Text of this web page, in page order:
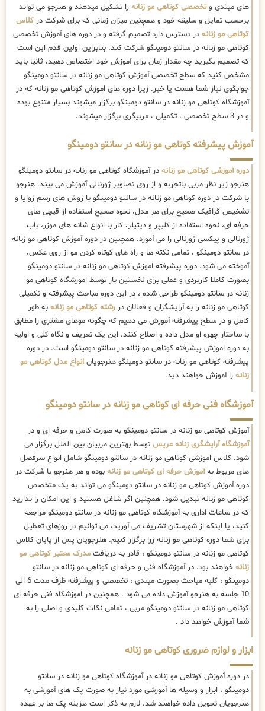
های مبتدی وتخصصی کوتاهی مو زنانه را تشکیل میدهند و هنرجو می تواند
برحسب تمایل و سلیقه خود و همچنین میزان زمانی که برای شرکت در کلاس
کوتاهی مو زنانه در دسترس دارد تصمیم گرفته و در دوره های آموزش تخصصی
کوتاهی مو زنانه در سانتو دومینگو شرکت کند. بنابراین اولین قدم این است
که تصمیم بگیرید چه مقدار زمان برای آموزش خود اختصاص دهید، ثانیا باید
مشخص کنید که سطح تخصصی آموزش کوتاهی مو زنانه در سانتو دومینگو
جوابگوی نیاز شما هست یا خیر. زیرا دوره های اموزش کوتاهی مو زنانه که در
آموزشگاه کوتاهی مو زنانه در سانتو دومینگو برگزار میشوند بسیار متنوع بوده
و در 3 سطح تخصصی ، تکمیلی ، مربیگری برگزار میشوند.
آموزش پیشرفته کوتاهی مو زنانه در سانتو دومینگو
دوره آموزشی کوتاهی مو زنانه در آموزشگاه کوتاهی مو زنانه در سانتو دومینگو
هنرجو زیر نظر مربی باتجربه و از روی تصاویر ژورنالی آموزش می بیند. هنرجو
با شرکت در دوره کوتاهی مو زنانه در سانتو دومینگو با روش های رسم زوایا و
تشخیص گرافیک صحیح برای هر مدل، نحوه صحیح استفاده از قیچی های
حرفه ای، نحوه استفاده از کلیپر و دیتیلر، کار با انواع شانه های موزر، باب
ژورنالی و پیکسی ژورنالی را می آموزد. همچنین در دوره آموزش کوتاهی مو زنانه
در سانتو دومینگو ، تمامی نکته ها و راه های کوتاه کردن مو از روی عکس،
آموخته می شود. دوره پیشرفته اموزش کوتاهی مو زنانه در سانتو دومینگو
بصورت کاملا کاربردی و عملی برای نخستین بار توسط اموزشگاه کوتاهی مو
زنانه در سانتو دومینگو طراحی شده ، در این دوره مباحث پیشرفته و تکمیلی
کوتاهی مو زنانه را به آرایشگران و فعالان در رشته کوتاهی مو زنانه به طور
کامل و در سطح پیشرفته آموزش می دهیم که چگونه موهای مشتری را مطابق
با ساختار چهره او مدل داده و اصلاح کنند. این یک تعریف و نگاه کلی و اولیه
به دوره اموزش پیشرفته کوتاهی مو زنانه در سانتو دومینگو است. در دوره
پیشرفته کوتاهی مو زنانه در سانتو دومینگو هنرجویان انواع مدل کوتاهی مو
زنانه را آموزش خواهند دید.
آموزشگاه فنی حرفه ای کوتاهی مو زنانه در سانتو دومینگو
آموزش کوتاهی مو زنانه در سانتو دومینگو به صورت کامل و حرفه ای و در
آموزشگاه آرایشگری زنانه عریس توسط بهترین مربیان بین الملل برگزار می
شود. کلاس اموزشی کوتاهی مو زنانه در سانتو دومینگو شامل انواع سرفصل
های مربوط بهآموزش حرفه ای کوتاهی مو زنانه بوده و هر هنرجو با شرکت در
دوره آموزش کوتاهی مو زنانه در سانتو دومینگو می تواند به یک متخصص
کوتاهی مو زنانه تبدیل شود. همچنین اگر شاغل هستید و این امکان را ندارید
که در ساعات اداری به آموزشگاه کوتاهی مو زنانه در سانتو دومینگو مراجعه
کنید، یا اینکه از شهرستان تشریف می آورید، می توانیم در روزهای تعطیل
برای شما دوره کوتاهی مو زنانه ررا برگزار کنیم. هنرجویان پس از پایان کلاس
کوتاهی مو زنانه در سانتو دومینگو ، قادر به دریافت مدرک معتبر کوتاهی مو
زنانه خواهند بود. در آموزشگاه فنی و حرفه ای کوتاهی مو زنانه در سانتو
دومینگو ، کلیه مباحث بصورت مبتدی ، تخصصی و پیشرفته ظرف مدت 6 الی
10 جلسه به هنرجو آموزش داده می شود . همچنین در اموزشگاه فنی حرفه ای
کوتاهی مو زنانه در سانتو دومینگو مربی ، تمامی نکات کلیدی و اصلی را به
شما آموزش خواهد داد .
ابزار و لوازم ضروری کوتاهی مو زنانه
در دوره آموزش کوتاهی مو زنانه در آموزشگاه کوتاهی مو زنانه در سانتو
دومینگو ، ابزار و وسیله ها آموزشی مورد نیاز به صورت پک های آموزشی به
هنرجویان تحویل داده خواهند شد. لازم به ذکر است هزینه پک ها بر عهده